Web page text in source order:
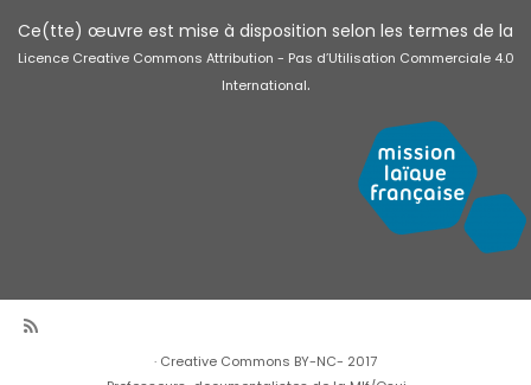
Ce(tte) œuvre est mise à disposition selon les termes de la
Licence Creative Commons Attribution - Pas d’Utilisation Commerciale 4.0
International.
· Creative Commons BY-NC- 2017